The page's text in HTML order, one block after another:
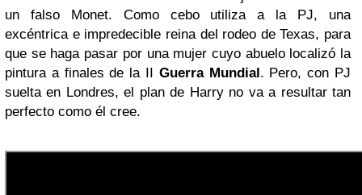
un falso Monet. Como cebo utiliza a la PJ, una
excéntrica e impredecible reina del rodeo de Texas, para
que se haga pasar por una mujer cuyo abuelo localizó la
pintura a finales de la II Guerra Mundial. Pero, con PJ
suelta en Londres, el plan de Harry no va a resultar tan
perfecto como él cree.